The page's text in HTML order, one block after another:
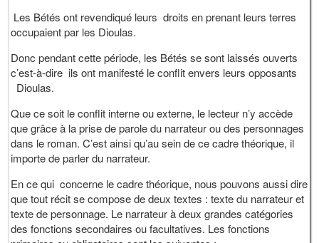
Les Bétés ont revendiqué leurs droits en prenant leurs terres
occupaient par les Dioulas.
Donc pendant cette période, les Bétés se sont laissés ouverts
c’est-à-dire ils ont manifesté le conflit envers leurs opposants
Dioulas.
Que ce soit le conflit interne ou externe, le lecteur n’y accède
que grâce à la prise de parole du narrateur ou des personnages
dans le roman. C’est ainsi qu’au sein de ce cadre théorique, il
importe de parler du narrateur.
En ce qui concerne le cadre théorique, nous pouvons aussi dire
que tout récit se compose de deux textes : texte du narrateur et
texte de personnage. Le narrateur à deux grandes catégories
des fonctions secondaires ou facultatives. Les fonctions